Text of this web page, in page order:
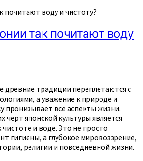
почитают воду и чистоту?
так почитают воду
древние традиции переплетаются с
а уважение к природе и
пронизывает все аспекты жизни.
черт японской культуры является
и воде. Это не просто
гигиены, а глубокое мировоззрение,
религии и повседневной жизни.